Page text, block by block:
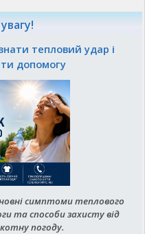
тепловий удар і
допомогу
симптоми теплового
та способи захисту від
погоду.